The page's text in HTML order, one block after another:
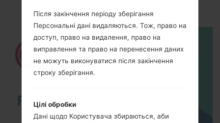
Після закінчення періоду зберігання
Персональні дані видаляються. Тож, право на
доступ, право на видалення, право на
виправлення та право на перенесення даних
не можуть виконуватися після закінчення
строку зберігання.
Цілі обробки
Дані щодо Користувача збираються, аби